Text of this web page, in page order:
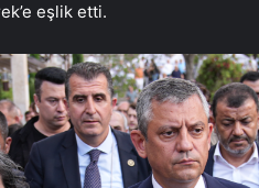
eşlik etti.